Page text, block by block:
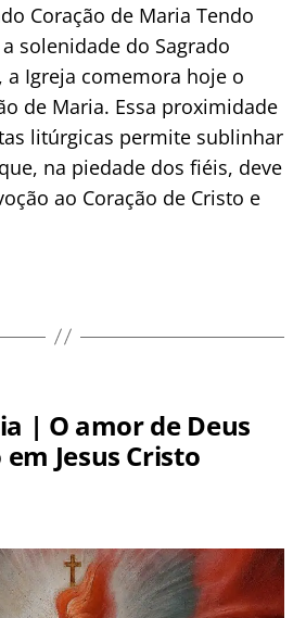
Coração de Maria Tendo
solenidade do Sagrado
a Igreja comemora hoje o
de Maria. Essa proximidade
litúrgicas permite sublinhar
na piedade dos fiéis, deve
ao Coração de Cristo e
| O amor de Deus
Jesus Cristo